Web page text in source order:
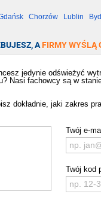
Chorzów Lublin
AFIRMY WYŚLĄ
jedynie odświeżyć
Nasi fachowcy są w
dokładnie, jaki zakres
Twój e-
Twój kod